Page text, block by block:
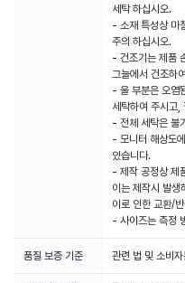
세탁 하십시오.
- 소재 특성상 마
주의 하십시오.
- 건조기는 제품
그늘에서 건조하
- 울 부분은 오염
세탁하여 주시고,
- 전체 세탁은 불
- 모니터 해상도
있습니다.
- 제작 공정상 제
이는 제작시 발생
이로 인한 교환/
- 사이즈는 측정
품질 보증 기준 관련 법 및 소비